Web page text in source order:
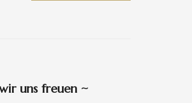
uns freuen ~